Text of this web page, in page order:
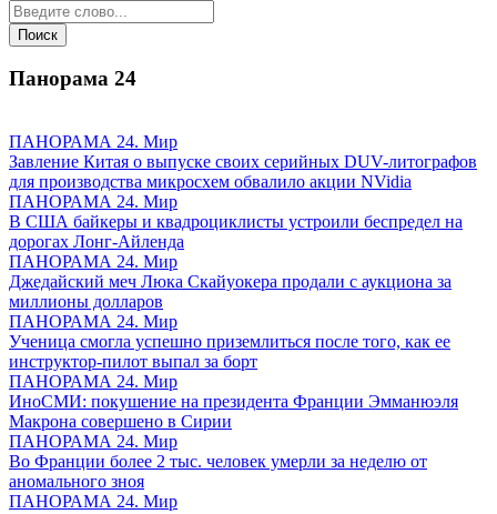
Панорама 24
ПАНОРАМА 24. Мир
Завление Китая о выпуске своих серийных DUV-литографов
для производства микросхем обвалило акции NVidia
ПАНОРАМА 24. Мир
В США байкеры и квадроциклисты устроили беспредел на
дорогах Лонг-Айленда
ПАНОРАМА 24. Мир
Джедайский меч Люка Скайуокера продали с аукциона за
миллионы долларов
ПАНОРАМА 24. Мир
Ученица смогла успешно приземлиться после того, как ее
инструктор-пилот выпал за борт
ПАНОРАМА 24. Мир
ИноСМИ: покушение на президента Франции Эмманюэля
Макрона совершено в Сирии
ПАНОРАМА 24. Мир
Во Франции более 2 тыс. человек умерли за неделю от
аномального зноя
ПАНОРАМА 24. Мир